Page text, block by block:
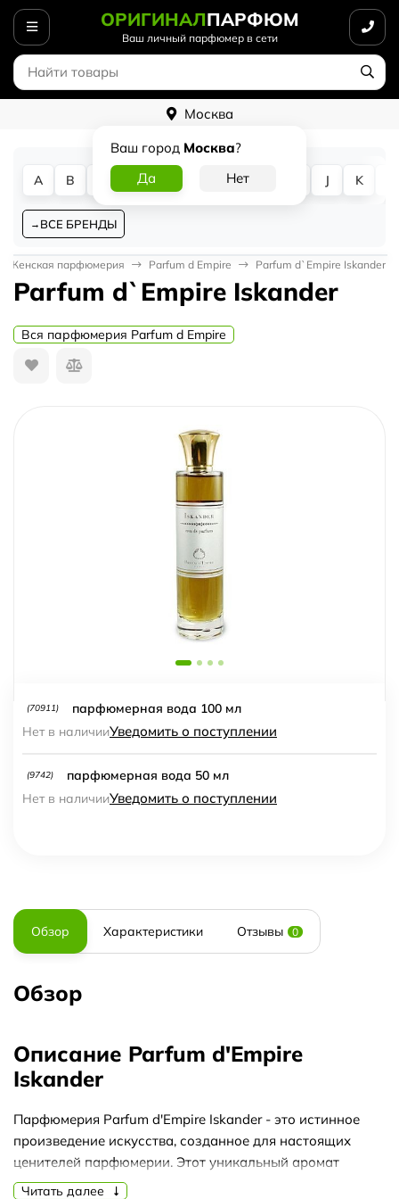
ОРИГИНАЛПАРФЮМ
Ваш личный парфюмер в сети
Москва
Ваш город Москва?
A B D G J K
ВСЕ БРЕНДЫ
Женская парфюмерия Parfum d Empire Parfum d`Empire Iskander
Parfum d`Empire Iskander
Вся парфюмерия Parfum d Empire
(70911)
парфюмерная вода 100 мл
Нет в наличииУведомить о поступлении
(9742)
парфюмерная вода 50 мл
Нет в наличииУведомить о поступлении
Обзор Характеристики Отзывы 0
Обзор
Описание Parfum d'Empire
Iskander
Парфюмерия Parfum d'Empire Iskander - это истинное
произведение искусства, созданное для настоящих
ценителей парфюмерии. Этот уникальный аромат
обладает непревзойденной стойкостью, способной
Читать далее